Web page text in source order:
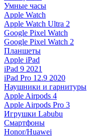
Умные часы
Apple Watch
Apple Watch Ultra 2
Google Pixel Watch
Google Pixel Watch 2
Планшеты
Apple iPad
iPad 9 2021
iPad Pro 12.9 2020
Наушники и гарнитуры
Apple Airpods 4
Apple Airpods Pro 3
Игрушки Labubu
Смартфоны
Honor/Huawei